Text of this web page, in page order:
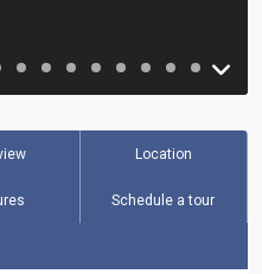
Location
Schedule a tour